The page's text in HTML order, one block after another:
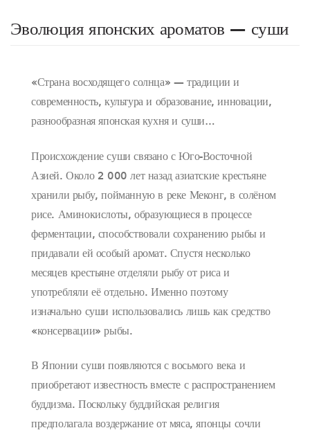
Эволюция японских ароматов — суши
«Страна восходящего солнца» — традиции и
современность, культура и образование, инновации,
разнообразная японская кухня и суши…
Происхождение суши связано с Юго-Восточной
Азией. Около 2 000 лет назад азиатские крестьяне
хранили рыбу, пойманную в реке Меконг, в солёном
рисе. Аминокислоты, образующиеся в процессе
ферментации, способствовали сохранению рыбы и
придавали ей особый аромат. Спустя несколько
месяцев крестьяне отделяли рыбу от риса и
употребляли её отдельно. Именно поэтому
изначально суши использовались лишь как средство
«консервации» рыбы.
В Японии суши появляются с восьмого века и
приобретают известность вместе с распространением
буддизма. Поскольку буддийская религия
предполагала воздержание от мяса, японцы сочли